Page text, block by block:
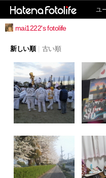
ユ
mai1222's fotolife
新しい順 古い順